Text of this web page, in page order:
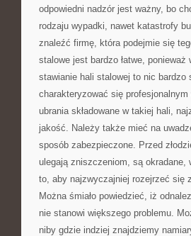
odpowiedni nadzór jest ważny, bo
rodzaju wypadki, nawet katastrofy
znaleźć firmę, która podejmie się
stalowe jest bardzo łatwe,
stawianie hali stalowej to nic bardzo
charakteryzować się
ubrania składowane w takiej hali,
jakość. Należy także mieć na
sposób zabezpieczone. Przed
ulegają zniszczeniom, są
to, aby najzwyczajniej rozejrzeć się
Można śmiało powiedzieć, iż
nie stanowi większego problemu.
niby gdzie indziej znajdziemy